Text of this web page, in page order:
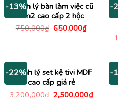
-13%
Thanh lý bàn làm việc cũ
1m2 cao cấp 2 hộc
750,000₫ Giá
650,000₫Giá
-
-22%
Thanh lý set kệ tivi MDF
cao cấp giá rẻ
3,200,000₫ Giá
gốc
2,500,000₫Giá
-